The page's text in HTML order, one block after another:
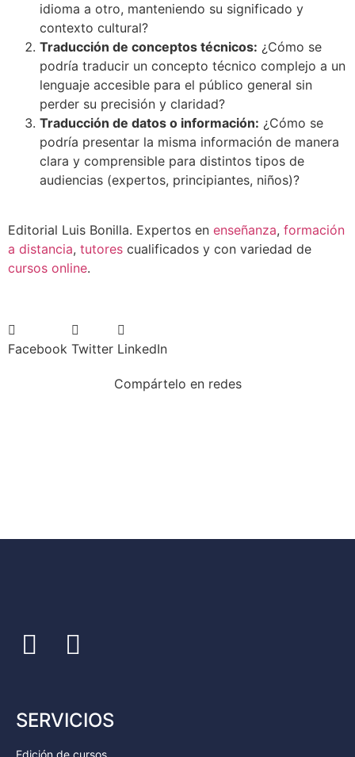
idioma a otro, manteniendo su significado y
contexto cultural?
Traducción de conceptos técnicos: ¿Cómo se
podría traducir un concepto técnico complejo a un
lenguaje accesible para el público general sin
perder su precisión y claridad?
Traducción de datos o información: ¿Cómo se
podría presentar la misma información de manera
clara y comprensible para distintos tipos de
audiencias (expertos, principiantes, niños)?
Editorial Luis Bonilla. Expertos en enseñanza, formación
a distancia, tutores cualificados y con variedad de
cursos online.
Facebook Twitter LinkedIn
Compártelo en redes
SERVICIOS